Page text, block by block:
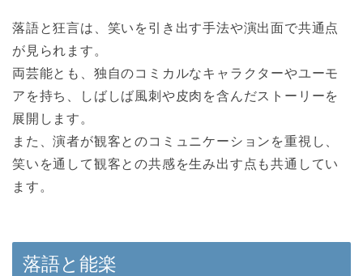
落語と狂言は、笑いを引き出す手法や演出面で共通点
が見られます。
両芸能とも、独自のコミカルなキャラクターやユーモ
アを持ち、しばしば風刺や皮肉を含んだストーリーを
展開します。
また、演者が観客とのコミュニケーションを重視し、
笑いを通して観客との共感を生み出す点も共通してい
ます。
落語と能楽